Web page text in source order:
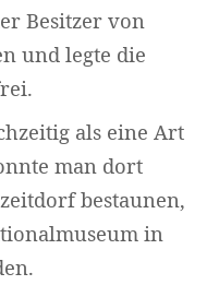
Besitzer von
und legte die
als eine Art
man dort
bestaunen,
in